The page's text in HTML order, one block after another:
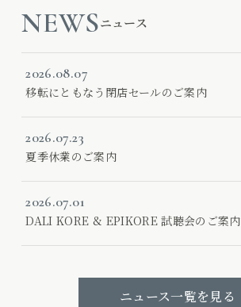
NEWSニュース
2026.08.07
移転にともなう閉店セールのご案内
2026.07.23
夏季休業のご案内
2026.07.01
DALI KORE & EPIKORE 試聴会のご案内
ニュース一覧を見る